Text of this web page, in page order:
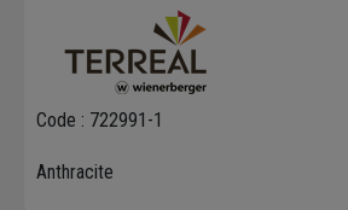
Code : 722991-1
Anthracite